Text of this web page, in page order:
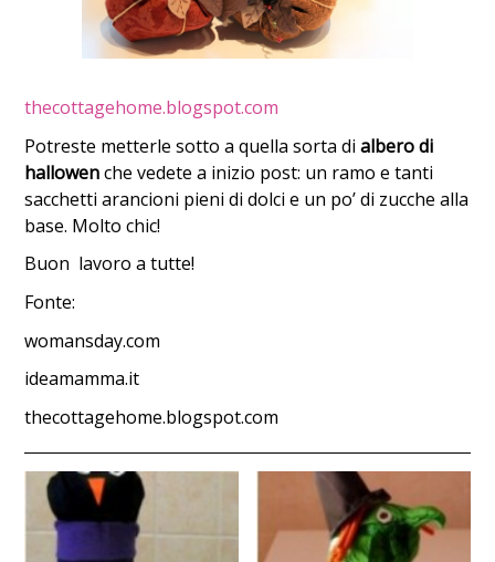
thecottagehome.blogspot.com
Potreste metterle sotto a quella sorta di albero di
hallowenche vedete a inizio post: un ramo e tanti
sacchetti arancioni pieni di dolci e un po’ di zucche alla
base. Molto chic!
Buon lavoro a tutte!
Fonte:
womansday.com
ideamamma.it
thecottagehome.blogspot.com